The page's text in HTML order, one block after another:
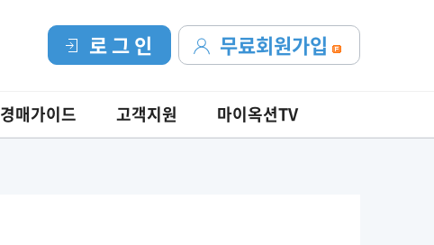
무료회원가입
로 그 인
경매가이드 고객지원 마이옥션TV